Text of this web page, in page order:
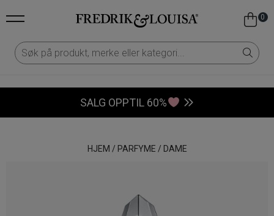
0
SALG OPPTIL 60%
HJEM / PARFYME / DAME